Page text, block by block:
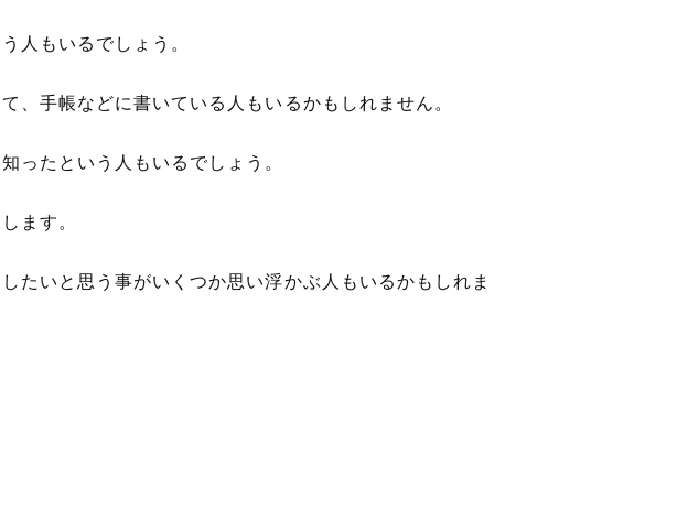
人もいるでしょう。
、手帳などに書いている人もいるかもしれません。
ったという人もいるでしょう。
ます。
したいと思う事がいくつか思い浮かぶ人もいるかもしれま